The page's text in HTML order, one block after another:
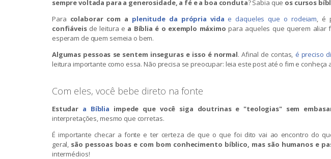
sempre voltada para a generosidade, a fé e a boa conduta? Sabia que os cursos
Para colaborar com a plenitude da própria vida e daqueles que o rodeiam, é
confiáveisde leitura e a Bíblia é o exemplo máximo para aqueles que querem aliar
esperam de quem semeia o bem.
Algumas pessoas se sentem inseguras e isso é normal. Afinal de contas, é preciso
leitura importante como essa. Não precisa se preocupar: leia este post até o fim e conheça
Com eles, você bebe direto na fonte
Estudar a Bíblia impede que você siga doutrinas e "teologias" sem
interpretações, mesmo que corretas.
É importante checar a fonte e ter certeza de que o que foi dito vai ao encontro do
geral, são pessoas boas e com bom conhecimento bíblico, mas são humanos e
intermédios!